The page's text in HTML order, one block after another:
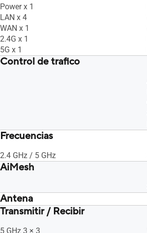
Power x 1
LAN x 4
WAN x 1
2.4G x 1
5G x 1
Control de trafico
Frecuencias
2.4 GHz / 5 GHz
AiMesh
Antena
External antenna x 3
Transmitir / Recibir
5 GHz 3 × 3